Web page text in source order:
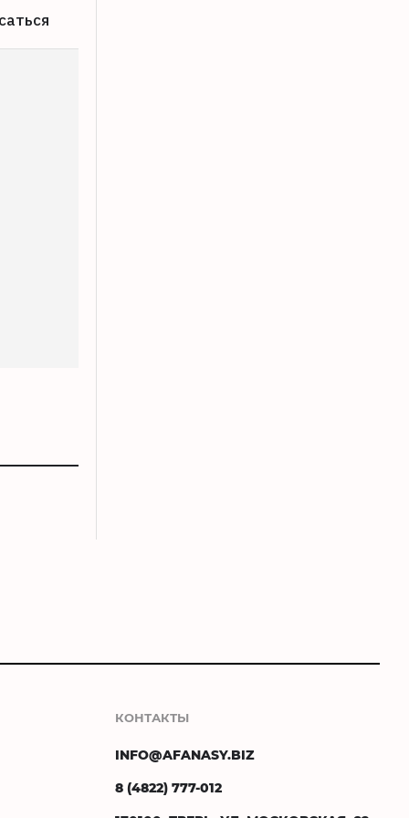
КОНТАКТЫ
INFO@AFANASY.BIZ
8 (4822) 777-012